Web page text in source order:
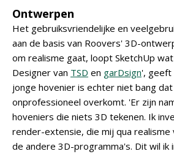
Ontwerpen
Het gebruiksvriendelijke en
aan de basis van Roovers' 3D-
om realisme gaat, loopt SketchUp
Designer van TSD en garDsign', geeft
jonge hovenier is echter niet bang
onprofessioneel overkomt. 'Er zijn
hoveniers die niets 3D tekenen. Ik
render-extensie, die mij qua
de andere 3D-programma's. Dit wil ik